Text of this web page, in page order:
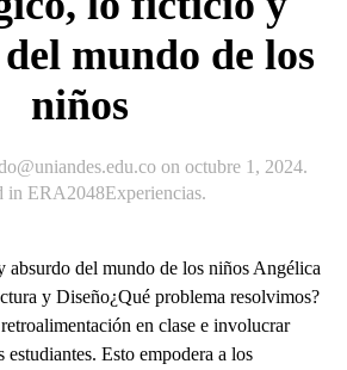
mundo de los
niños
on octubre 1, 2024.
in ERA2048Experiencias.
del mundo de los niños Angélica
y Diseño¿Qué problema resolvimos?
en clase e involucrar
estudiantes. Esto empodera a los